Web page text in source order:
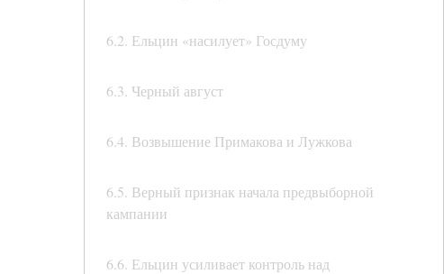
6.2. Ельцин «насилует» Госдуму
6.3. Черный август
6.4. Возвышение Примакова и Лужкова
6.5. Верный признак начала предвыборной
кампании
6.6. Ельцин усиливает контроль над